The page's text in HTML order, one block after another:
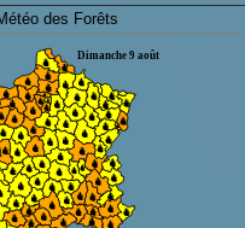
des Forêts